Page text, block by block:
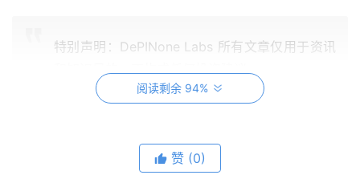
特别声明：DePINone Labs 所有文章仅用于资讯
和知识目的，不构成任何投资建议。
阅读剩余 94%
赞 (0)